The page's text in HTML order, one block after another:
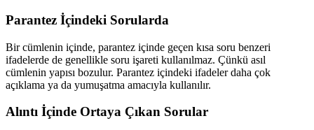
Parantez İçindeki Sorularda
Bir cümlenin içinde, parantez içinde geçen kısa soru benzeri
ifadelerde de genellikle soru işareti kullanılmaz. Çünkü asıl
cümlenin yapısı bozulur. Parantez içindeki ifadeler daha çok
açıklama ya da yumuşatma amacıyla kullanılır.
Alıntı İçinde Ortaya Çıkan Sorular